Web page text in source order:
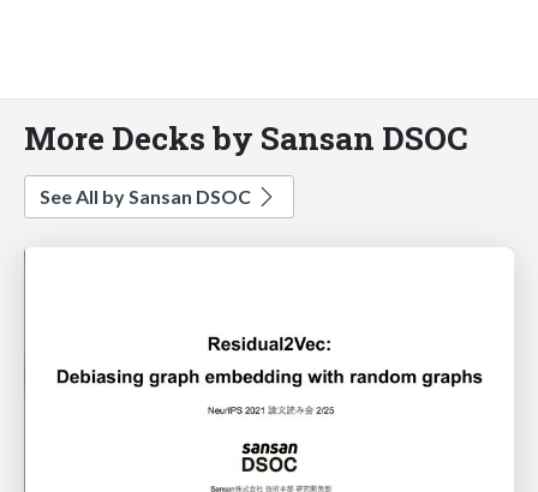
More Decks by Sansan DSOC
See All by Sansan DSOC